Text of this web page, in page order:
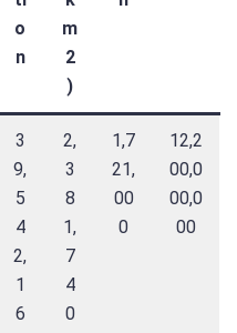
o
n
m
2
)
3
9,
5
4
2,
1
6
2,
3
8
1,
7
4
0
1,7
21,
00
0
12,2
00,0
00,0
00